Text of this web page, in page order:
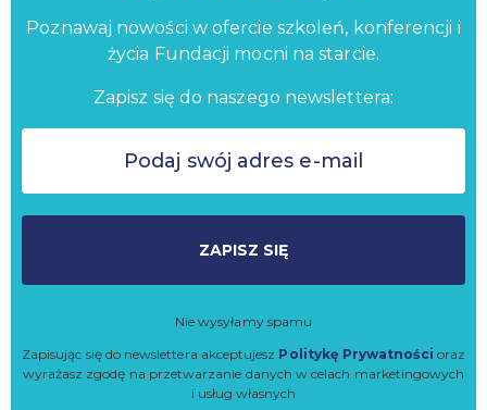
Poznawaj nowości w ofercie szkoleń, konferencji i
życia Fundacji mocni na starcie.
Zapisz się do naszego newslettera:
ZAPISZ SIĘ
Nie wysyłamy spamu
Zapisując się do newslettera akceptujesz Politykę Prywatności oraz
wyrażasz zgodę na przetwarzanie danych w celach marketingowych
i usług własnych